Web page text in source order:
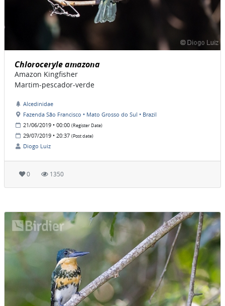
Chloroceryle amazona
Amazon Kingfisher
Martim-pescador-verde
Alcedinidae
Fazenda São Francisco • Mato Grosso do Sul • Brazil
21/06/2019 • 00:00 (Register Date)
29/07/2019 • 20:37 (Post date)
Diogo Luiz
0 1350